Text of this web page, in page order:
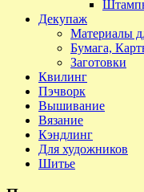
Декупаж
Материалы
Бумага,
Заготовки
Квилинг
Пэчворк
Вышивание
Вязание
Кэндлинг
Для художников
Шитье